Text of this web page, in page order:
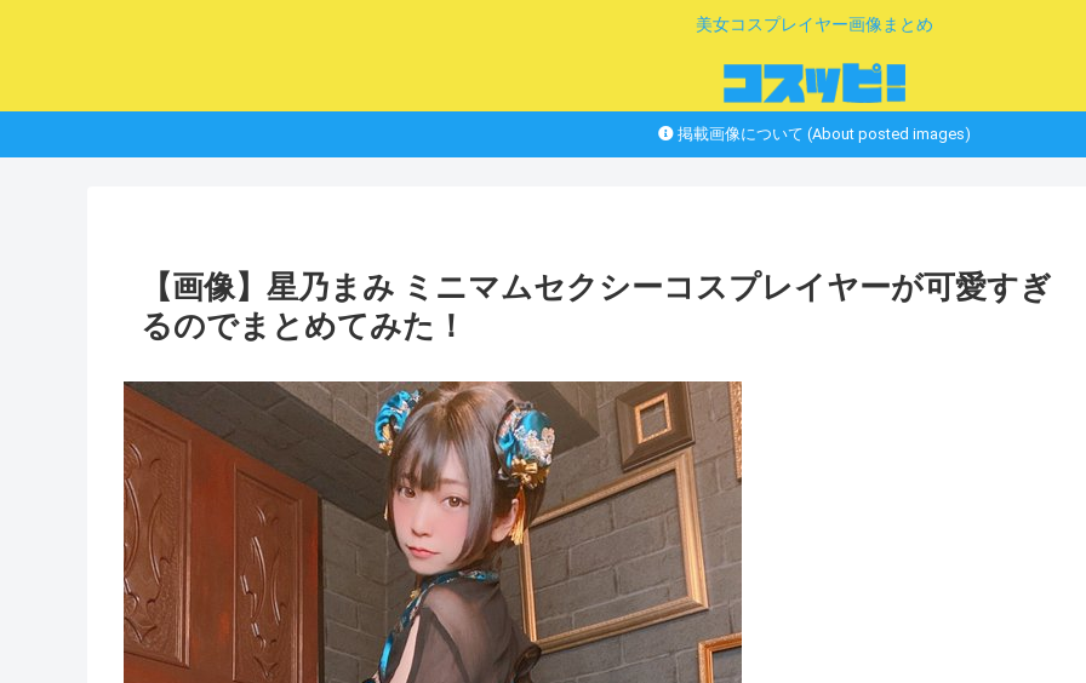
美女コスプレイヤー画像まとめ
掲載画像について (About posted images)
【画像】星乃まみ ミニマムセクシーコスプレイヤーが可愛すぎ
るのでまとめてみた！